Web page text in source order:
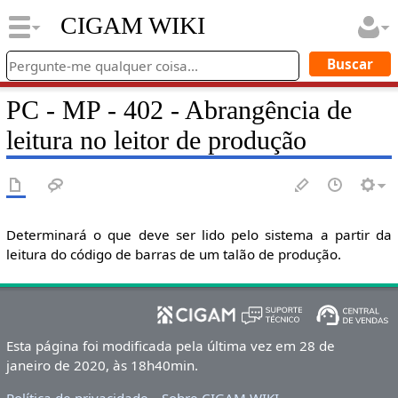
CIGAM WIKI
PC - MP - 402 - Abrangência de
leitura no leitor de produção
Determinará o que deve ser lido pelo sistema a partir da
leitura do código de barras de um talão de produção.
Esta página foi modificada pela última vez em 28 de
janeiro de 2020, às 18h40min.